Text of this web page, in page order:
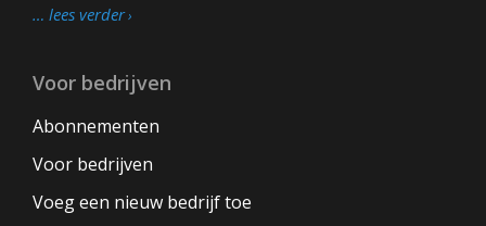
… lees verder
Voor bedrijven
Abonnementen
Voor bedrijven
Voeg een nieuw bedrijf toe